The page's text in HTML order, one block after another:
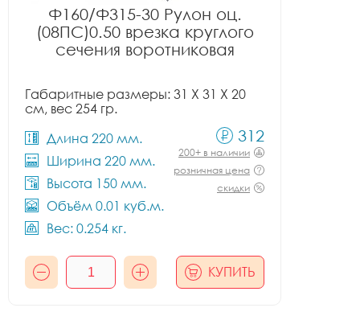
Ф160/Ф315-30 Рулон оц.
(08ПС)0.50 врезка круглого
сечения воротниковая
Габаритные размеры: 31 X 31 X 20
см, вес 254 гр.
Длина 220 мм.
Ширина 220 мм.
Высота 150 мм.
Объём 0.01 куб.м.
Вес: 0.254 кг.
312
200+ в наличии
розничная цена
скидки
КУПИТЬ